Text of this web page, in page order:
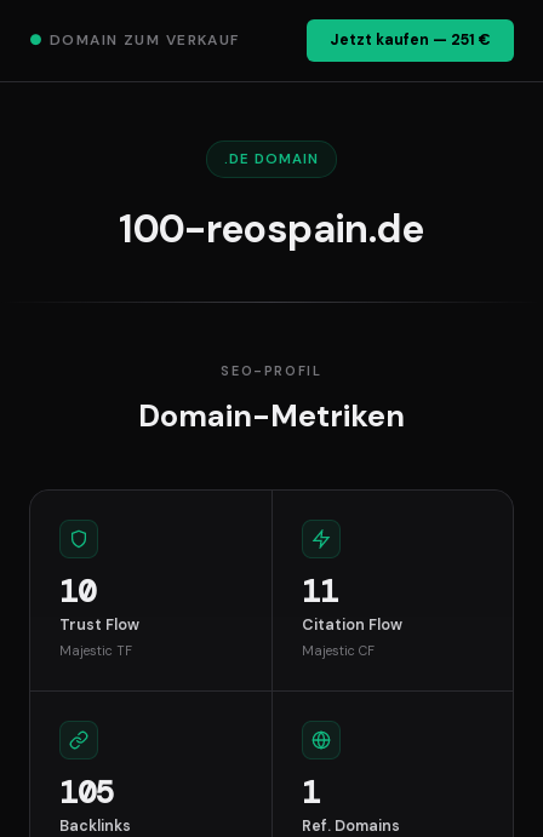
● DOMAIN ZUM VERKAUF Jetzt kaufen — 251 €
.DE DOMAIN
100-reospain.de
SEO-PROFIL
Domain-Metriken
10
Trust Flow
Majestic TF
11
Citation Flow
Majestic CF
105
Backlinks
1
Ref. Domains